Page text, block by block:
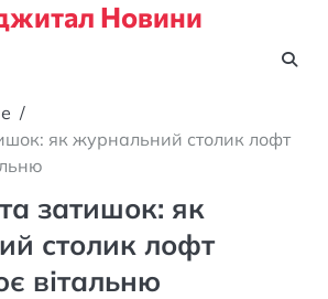
Новини
як журнальний столик лофт
затишок: як
столик лофт
вітальню